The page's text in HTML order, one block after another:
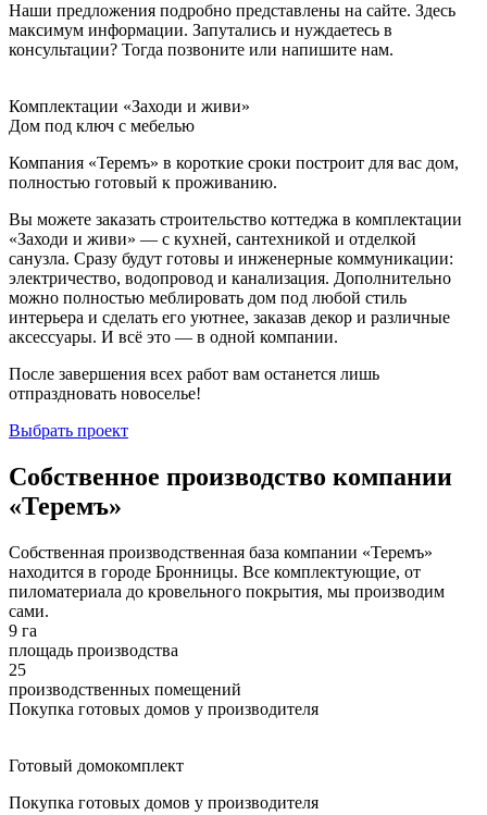
Наши предложения подробно представлены на сайте. Здесь
максимум информации. Запутались и нуждаетесь в
консультации? Тогда позвоните или напишите нам.
Комплектации «Заходи и живи»
Дом под ключ с мебелью
Компания «Теремъ» в короткие сроки построит для вас дом,
полностью готовый к проживанию.
Вы можете заказать строительство коттеджа в комплектации
«Заходи и живи» — с кухней, сантехникой и отделкой
санузла. Сразу будут готовы и инженерные коммуникации:
электричество, водопровод и канализация. Дополнительно
можно полностью меблировать дом под любой стиль
интерьера и сделать его уютнее, заказав декор и различные
аксессуары. И всё это — в одной компании.
После завершения всех работ вам останется лишь
отпраздновать новоселье!
Выбрать проект
Собственное производство компании
«Теремъ»
Собственная производственная база компании «Теремъ»
находится в городе Бронницы. Все комплектующие, от
пиломатериала до кровельного покрытия, мы производим
сами.
9 га
площадь производства
25
производственных помещений
Покупка готовых домов у производителя
Готовый домокомплект
Покупка готовых домов у производителя